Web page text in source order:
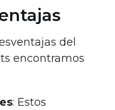
del
encontramos
: Estos